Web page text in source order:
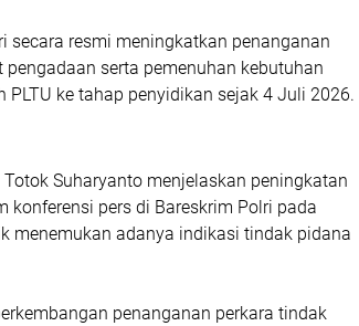
secara resmi meningkatkan penanganan
serta pemenuhan kebutuhan
ke tahap penyidikan sejak 4 Juli 2026.
Suharyanto menjelaskan peningkatan
konferensi pers di Bareskrim Polri pada
menemukan adanya indikasi tindak pidana
penanganan perkara tindak